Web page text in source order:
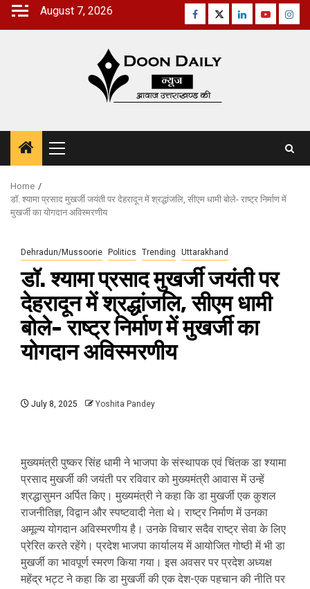
Skip
August 7, 2026 Facebook
TwitterLinkedinYoutube
Primary
Menu
Home
डॉ. श्यामा प्रसाद मुखर्जी जयंती पर देहरादून में श्रद्धांजलि, सीएम धामी बोले- राष्ट्र निर्माण में
मुखर्जी का योगदान अविस्मरणीय
Dehradun/Mussoorie Politics Trending Uttarakhand
डॉ. श्यामा प्रसाद मुखर्जी जयंती पर
देहरादून में श्रद्धांजलि, सीएम धामी
बोले- राष्ट्र निर्माण में मुखर्जी का
योगदान अविस्मरणीय
July 8, 2025 Yoshita Pandey
मुख्यमंत्री पुष्कर सिंह धामी ने भाजपा के संस्थापक एवं चिंतक डा श्यामा
प्रसाद मुखर्जी की जयंती पर रविवार को मुख्यमंत्री आवास में उन्हें
श्रद्धासुमन अर्पित किए। मुख्यमंत्री ने कहा कि डा मुखर्जी एक कुशल
राजनीतिज्ञ, विद्वान और स्पष्टवादी नेता थे। राष्ट्र निर्माण में उनका
अमूल्य योगदान अविस्मरणीय है। उनके विचार सदैव राष्ट्र सेवा के लिए
प्रेरित करते रहेंगे। प्रदेश भाजपा कार्यालय में आयोजित गोष्ठी में भी डा
मुखर्जी का भावपूर्ण स्मरण किया गया। इस अवसर पर प्रदेश अध्यक्ष
महेंद्र भट्ट ने कहा कि डा मुखर्जी की एक देश-एक पहचान की नीति पर